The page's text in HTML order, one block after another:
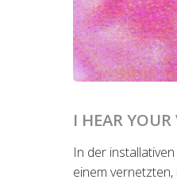
I HEAR
In der
einem